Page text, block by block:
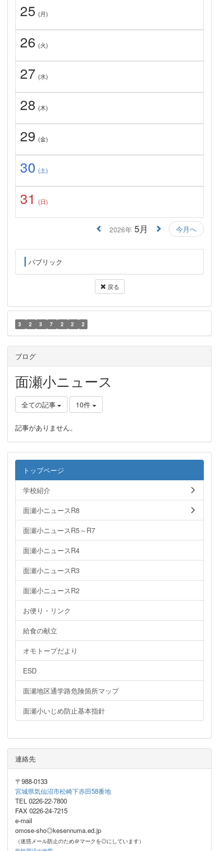
25 (月)
26 (火)
27 (水)
28 (木)
29 (金)
30 (土)
31 (日)
2026年 5月 今月へ
パブリック
戻る
3 2 3 7 2 2 2
ブログ
面瀬小ニュース
全ての記事 10件
記事がありません。
トップページ
学校紹介
面瀬小ニュースR8
面瀬小ニュースR5～R7
面瀬小ニュースR4
面瀬小ニュースR3
面瀬小ニュースR2
お便り・リンク
給食の献立
オモトープだより
ESD
面瀬地区通学路危険箇所マップ
面瀬小いじめ防止基本指針
連絡先
〒988-0133
宮城県気仙沼市松崎下赤田58番地
TEL 0226-22-7800
FAX 0226-24-7215
e-mail
omose-sho◎kesennuma.ed.jp
（迷惑メール防止のため＠マークを◎にしています）